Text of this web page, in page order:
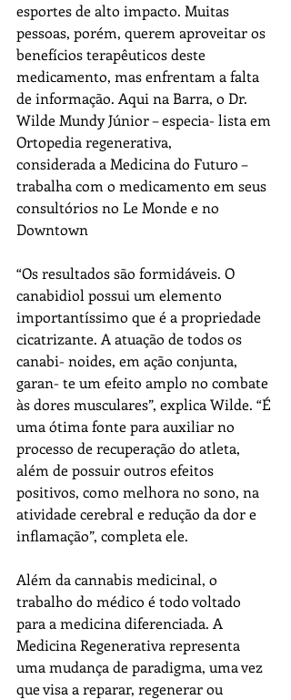
esportes de alto impacto. Muitas
pessoas, porém, querem aproveitar os
benefícios terapêuticos deste
medicamento, mas enfrentam a falta
de informação. Aqui na Barra, o Dr.
Wilde Mundy Júnior – especia- lista em
Ortopedia regenerativa,
considerada a Medicina do Futuro –
trabalha com o medicamento em seus
consultórios no Le Monde e no
Downtown
“Os resultados são formidáveis. O
canabidiol possui um elemento
importantíssimo que é a propriedade
cicatrizante. A atuação de todos os
canabi- noides, em ação conjunta,
garan- te um efeito amplo no combate
às dores musculares”, explica Wilde. “É
uma ótima fonte para auxiliar no
processo de recuperação do atleta,
além de possuir outros efeitos
positivos, como melhora no sono, na
atividade cerebral e redução da dor e
inflamação”, completa ele.
Além da cannabis medicinal, o
trabalho do médico é todo voltado
para a medicina diferenciada. A
Medicina Regenerativa representa
uma mudança de paradigma, uma vez
que visa a reparar, regenerar ou